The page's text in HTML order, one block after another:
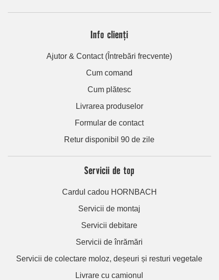
Info clienți
Ajutor & Contact (Întrebări frecvente)
Cum comand
Cum plătesc
Livrarea produselor
Formular de contact
Retur disponibil 90 de zile
Servicii de top
Cardul cadou HORNBACH
Servicii de montaj
Servicii debitare
Servicii de înrămări
Servicii de colectare moloz, deșeuri și resturi vegetale
Livrare cu camionul